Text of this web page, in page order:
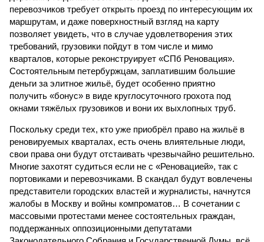
перевозчиков требует открыть проезд по интересующим их
маршрутам, и даже поверхностный взгляд на карту
позволяет увидеть, что в случае удовлетворения этих
требований, грузовики пойдут в том числе и мимо
кварталов, которые реконструирует «СПб Реновация».
Состоятельным петербуржцам, заплатившим большие
деньги за элитное жильё, будет особенно приятно
получить «бонус» в виде круглосуточного грохота под
окнами тяжёлых грузовиков и вони их выхлопных труб.
Поскольку среди тех, кто уже приобрёл право на жильё в
реновируемых кварталах, есть очень влиятельные люди,
свои права они будут отстаивать чрезвычайно решительно.
Многие захотят судиться если не с «Реновацией», так с
портовиками и перевозчиками. В скандал будут вовлечены
представители городских властей и журналисты, начнутся
жалобы в Москву и войны компроматов… В сочетании с
массовыми протестами менее состоятельных граждан,
поддержанных оппозиционными депутатами